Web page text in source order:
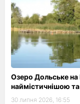
Озеро Дольське
наймістичнішою
30 липня 2026, 16:55